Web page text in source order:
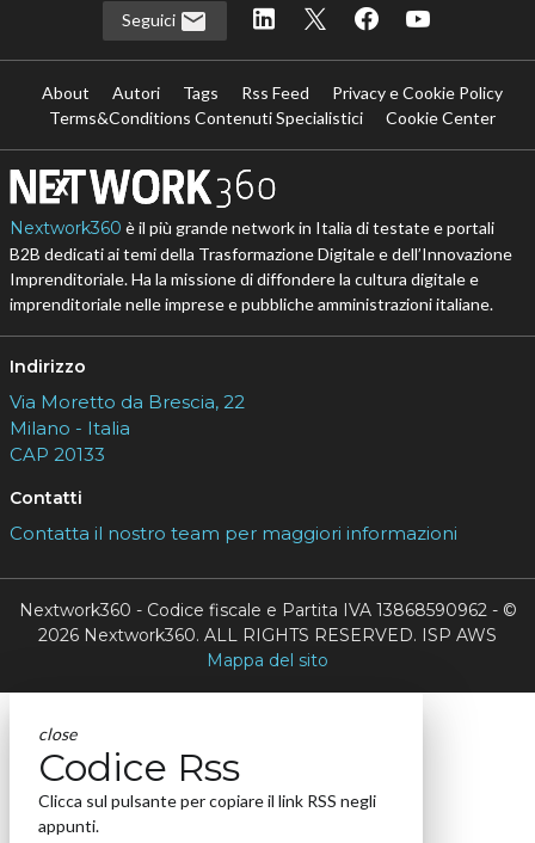
Seguici
About Autori Tags Rss Feed
Privacy e Cookie Policy
Terms&Conditions Contenuti Specialistici
Cookie Center
Nextwork360 è il più grande network in Italia di testate e portali
B2B dedicati ai temi della Trasformazione Digitale e dell’Innovazione
Imprenditoriale. Ha la missione di diffondere la cultura digitale e
imprenditoriale nelle imprese e pubbliche amministrazioni italiane.
Indirizzo
Via Moretto da Brescia, 22
Milano - Italia
CAP 20133
Contatti
Contatta il nostro team per maggiori informazioni
Nextwork360 - Codice fiscale e Partita IVA 13868590962 - ©
2026 Nextwork360. ALL RIGHTS RESERVED. ISP AWS
Mappa del sito
close
Codice Rss
Clicca sul pulsante per copiare il link RSS negli
appunti.